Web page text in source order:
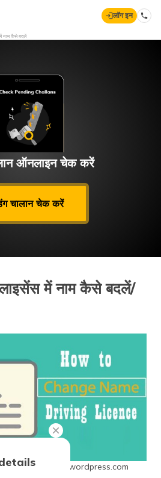
लॉग इन
नाम कैसे बदलें
ऑनलाइन चेक करें
चालान चेक करें
लाइसेंस में नाम कैसे बदलें/